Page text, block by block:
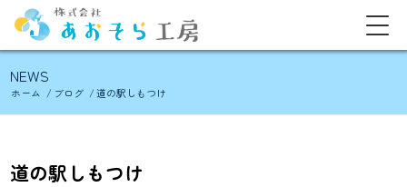
NEWS
ホーム / ブログ / 道の駅しもつけ
道の駅しもつけ